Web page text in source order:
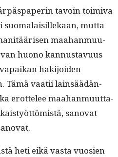
tavoin toimi­va
mut­ta
maa­han­muu­
huono kan­nus­tavu­us
hak­i­joiden
Tämä vaatii lain­säädän­
erot­telee maa­han­muut­ta­
sanovat
heti eikä vas­ta vuosien